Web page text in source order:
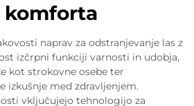
komforta
naprav za odstranjevanje las z
izčrpni funkciji varnosti in udobja,
kot strokovne osebe ter
izkušnje med zdravljenjem.
vključujejo tehnologijo za